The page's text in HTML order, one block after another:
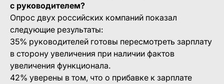
с руководителем?
Опрос двух российских компаний показал
следующие результаты:
35% руководителей готовы пересмотреть зарплату
в сторону увеличения при наличии фактов
увеличения функционала.
42% уверены в том, что о прибавке к зарплате